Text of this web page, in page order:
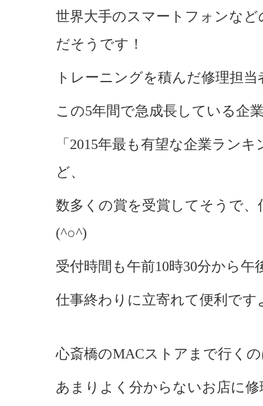
世界大手のスマートフォンな
だそうです！
トレーニングを積んだ修理担
この5年間で急成長している企
「2015年最も有望な企業ラン
ど、
数多くの賞を受賞してそうで
(^○^)
受付時間も午前10時30分から午
仕事終わりに立寄れて便利です
心斎橋のMACストアまで行く
あまりよく分からないお店に